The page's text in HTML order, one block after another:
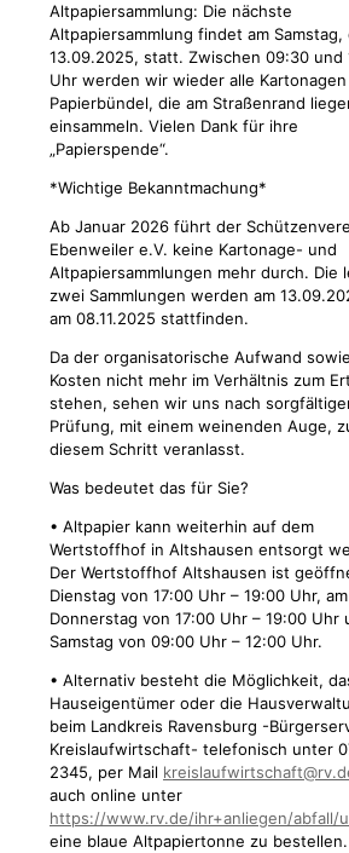
Altpapiersammlung: Die nächste
Altpapiersammlung findet am Samstag,
13.09.2025, statt. Zwischen 09:30 und
Uhr werden wir wieder alle
Papierbündel, die am Straßenrand
einsammeln. Vielen Dank für ihre
„Papierspende“.
*Wichtige Bekanntmachung*
Ab Januar 2026 führt der
Ebenweiler e.V. keine Kartonage- und
Altpapiersammlungen mehr durch. Die
zwei Sammlungen werden am
am 08.11.2025 stattfinden.
Da der organisatorische Aufwand
Kosten nicht mehr im Verhältnis zum
stehen, sehen wir uns nach
Prüfung, mit einem weinenden Auge,
diesem Schritt veranlasst.
Was bedeutet das für Sie?
• Altpapier kann weiterhin auf dem
Wertstoffhof in Altshausen entsorgt
Der Wertstoffhof Altshausen ist
Dienstag von 17:00 Uhr – 19:00 Uhr, am
Donnerstag von 17:00 Uhr – 19:00 Uhr
Samstag von 09:00 Uhr – 12:00 Uhr.
• Alternativ besteht die Möglichkeit,
Hauseigentümer oder die
beim Landkreis Ravensburg -
Kreislaufwirtschaft- telefonisch unter
2345, per Mail
auch online unter
https://www.rv.de/ihr+anliegen/abfall/
eine blaue Altpapiertonne zu bestellen.